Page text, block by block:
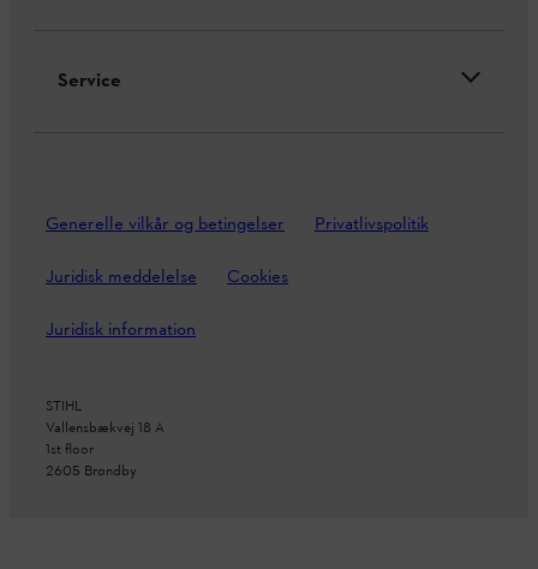
Service
Generelle vilkår og betingelser Privatlivspolitik
Juridisk meddelelse Cookies
Juridisk information
STIHL
Vallensbækvej 18 A
1st floor
2605 Brøndby